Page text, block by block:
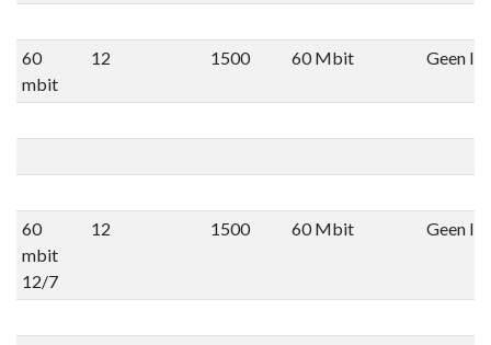
60
mbit
12 1500 60 Mbit Geen
60
mbit
12/7
12 1500 60 Mbit Geen